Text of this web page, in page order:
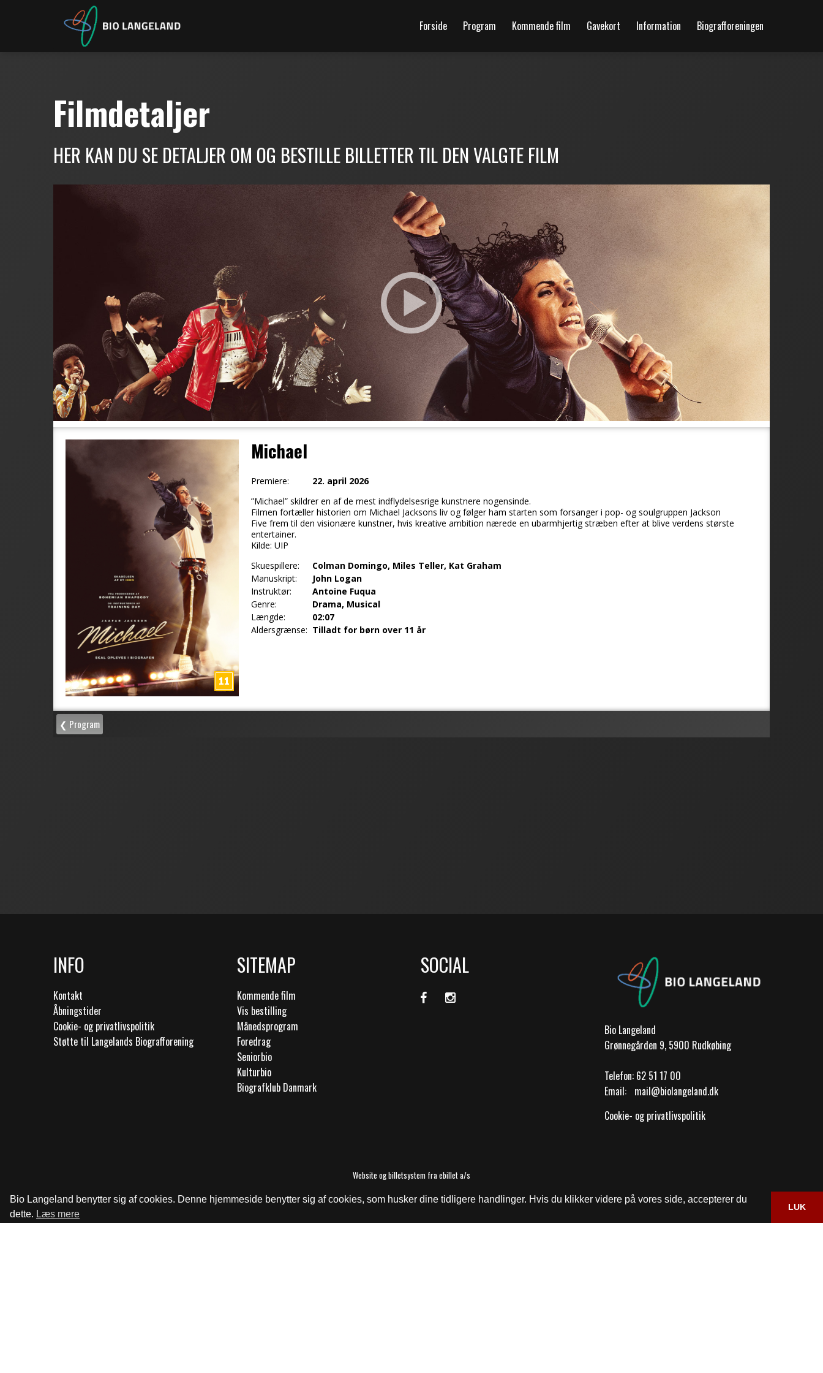
Bio Langeland benytter sig af cookies. Denne hjemmeside benytter sig af cookies, som husker dine tidligere handlinger. Hvis du klikker videre på vores side, accepterer du
dette. Læs mere
LUK
Forside Program Kommende film Gavekort Information Biografforeningen
INFO
Kontakt
Åbningstider
Cookie- og privatlivspolitik
Støtte til Langelands Biografforening
SITEMAP
Kommende film
Vis bestilling
Månedsprogram
Foredrag
Seniorbio
Kulturbio
Biografklub Danmark
SOCIAL
Bio Langeland
Grønnegården 9, 5900 Rudkøbing
Telefon: 62 51 17 00
Email: mail@biolangeland.dk
Cookie- og privatlivspolitik
Website og billetsystem fra ebillet a/s